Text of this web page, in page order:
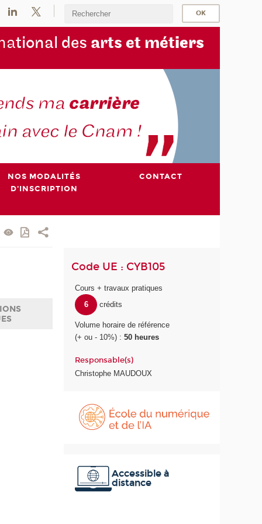
tional des arts et métiers
NOS MODALITÉS
D'INSCRIPTION
CONTACT
Code UE : CYB105
Cours + travaux pratiques
6
crédits
Volume horaire de référence
(+ ou - 10%) :50 heures
Responsable(s)
Christophe MAUDOUX
Accessible à
distance